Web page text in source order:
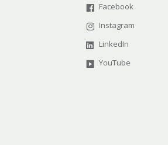
Facebook
Instagram
LinkedIn
YouTube